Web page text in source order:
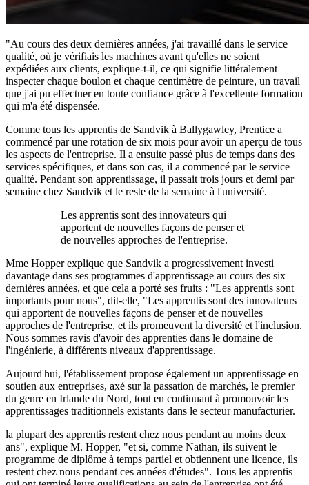
"Au cours des deux dernières années, j'ai travaillé dans le service
qualité, où je vérifiais les machines avant qu'elles ne soient
expédiées aux clients, explique-t-il, ce qui signifie littéralement
inspecter chaque boulon et chaque centimètre de peinture, un travail
que j'ai pu effectuer en toute confiance grâce à l'excellente formation
qui m'a été dispensée.
Comme tous les apprentis de Sandvik à Ballygawley, Prentice a
commencé par une rotation de six mois pour avoir un aperçu de tous
les aspects de l'entreprise. Il a ensuite passé plus de temps dans des
services spécifiques, et dans son cas, il a commencé par le service
qualité. Pendant son apprentissage, il passait trois jours et demi par
semaine chez Sandvik et le reste de la semaine à l'université.
Les apprentis sont des innovateurs qui
apportent de nouvelles façons de penser et
de nouvelles approches de l'entreprise.
Mme Hopper explique que Sandvik a progressivement investi
davantage dans ses programmes d'apprentissage au cours des six
dernières années, et que cela a porté ses fruits : "Les apprentis sont
importants pour nous", dit-elle, "Les apprentis sont des innovateurs
qui apportent de nouvelles façons de penser et de nouvelles
approches de l'entreprise, et ils promeuvent la diversité et l'inclusion.
Nous sommes ravis d'avoir des apprenties dans le domaine de
l'ingénierie, à différents niveaux d'apprentissage.
Aujourd'hui, l'établissement propose également un apprentissage en
soutien aux entreprises, axé sur la passation de marchés, le premier
du genre en Irlande du Nord, tout en continuant à promouvoir les
apprentissages traditionnels existants dans le secteur manufacturier.
la plupart des apprentis restent chez nous pendant au moins deux
ans", explique M. Hopper, "et si, comme Nathan, ils suivent le
programme de diplôme à temps partiel et obtiennent une licence, ils
restent chez nous pendant ces années d'études". Tous les apprentis